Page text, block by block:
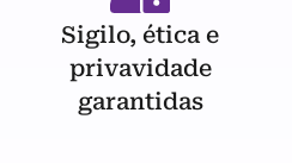
Sigilo, ética e
privavidade
garantidas